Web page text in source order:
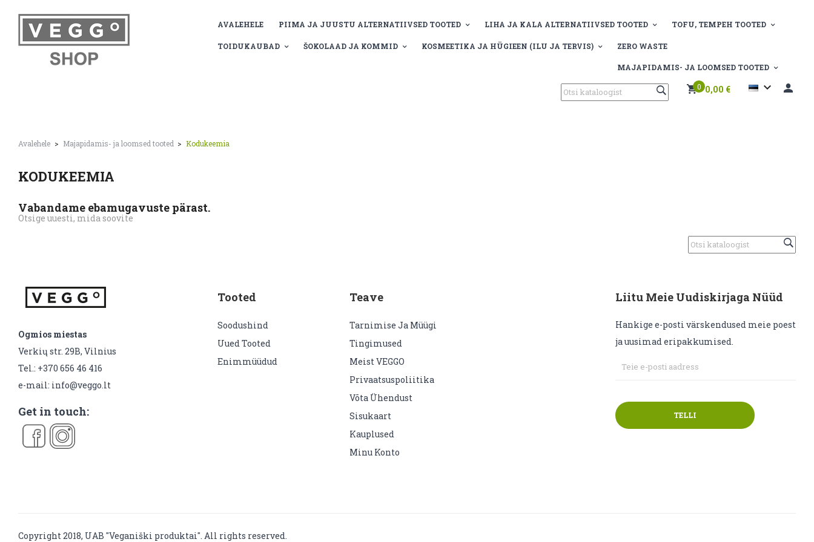
AVALEHELE PIIMA JA JUUSTU ALTERNATIIVSED TOOTED LIHA JA KALA ALTERNATIIVSED TOOTED TOFU, TEMPEH TOOTED
TOIDUKAUBAD ŠOKOLAAD JA KOMMID KOSMEETIKA JA HÜGIEEN (ILU JA TERVIS) ZERO WASTE
MAJAPIDAMIS- JA LOOMSED TOOTED

0 0,00 €
Avalehele Majapidamis- ja loomsed tooted Kodukeemia
KODUKEEMIA
Vabandame ebamugavuste pärast.
Otsige uuesti, mida soovite
Ogmios miestas
Verkių str. 29B, Vilnius
Tel.: +370 656 46 416
e-mail: info@veggo.lt
Get in touch:
Tooted
Soodushind
Uued Tooted
Enimmüüdud
Teave
Tarnimise Ja Müügi
Tingimused
Meist VEGGO
Privaatsuspoliitika
Võta Ühendust
Sisukaart
Kauplused
Minu Konto
Liitu Meie Uudiskirjaga Nüüd
Hankige e-posti värskendused meie poest
ja uusimad eripakkumised.
TELLI
Copyright 2018, UAB "Veganiški produktai". All rights reserved.